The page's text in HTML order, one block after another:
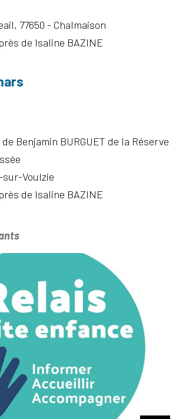
77650 - Chalmaison
de Isaline BAZINE
Benjamin BURGUET de la Réserve
sur-Voulzie
de Isaline BAZINE